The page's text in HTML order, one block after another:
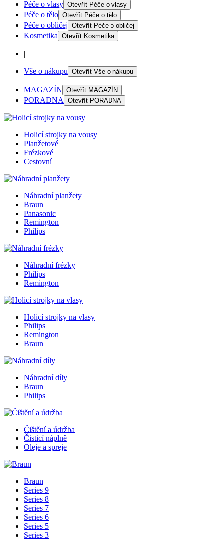
Péče o vlasy Otevřít Péče o vlasy
Péče o tělo Otevřít Péče o tělo
Péče o obličej Otevřít Péče o obličej
Kosmetika Otevřít Kosmetika
|
Vše o nákupu Otevřít Vše o nákupu
MAGAZÍN Otevřít MAGAZÍN
PORADNA Otevřít PORADNA
Holicí strojky na vousy
Planžetové
Frézkové
Cestovní
Náhradní planžety
Braun
Panasonic
Remington
Philips
Náhradní frézky
Philips
Remington
Holicí strojky na vlasy
Philips
Remington
Braun
Náhradní díly
Braun
Philips
Čištění a údržba
Čisticí náplně
Oleje a spreje
Braun
Series 9
Series 8
Series 7
Series 6
Series 5
Series 3